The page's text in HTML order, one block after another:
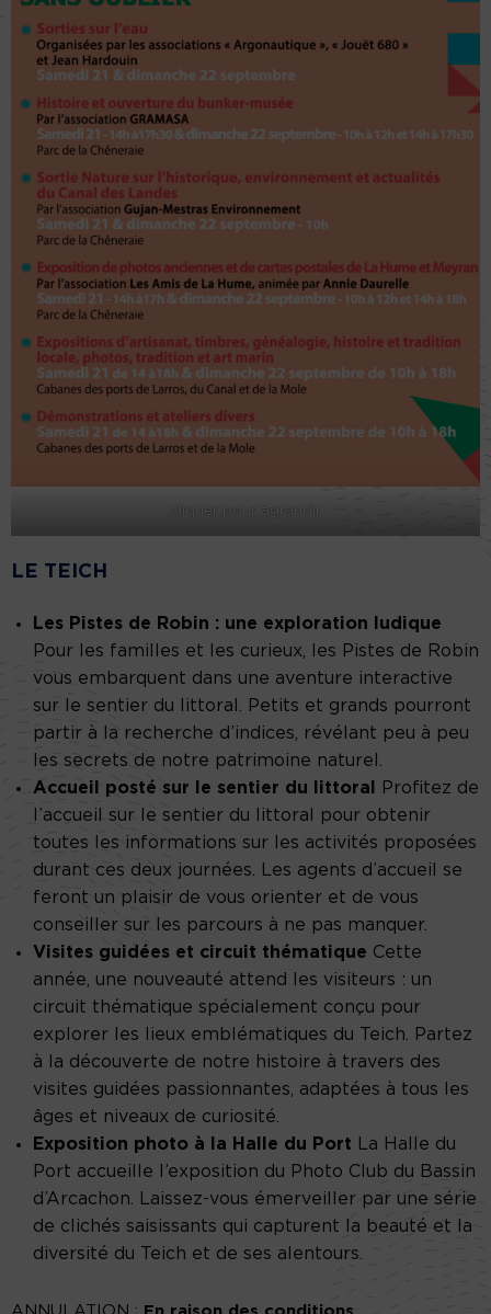
cliquer pour agrandir
LE TEICH
Les Pistes de Robin : une exploration ludique
Pour les familles et les curieux, les Pistes de Robin
vous embarquent dans une aventure interactive
sur le sentier du littoral. Petits et grands pourront
partir à la recherche d’indices, révélant peu à peu
les secrets de notre patrimoine naturel.
Accueil posté sur le sentier du littoral
Profitez de
l’accueil sur le sentier du littoral pour obtenir
toutes les informations sur les activités proposées
durant ces deux journées. Les agents d’accueil se
feront un plaisir de vous orienter et de vous
conseiller sur les parcours à ne pas manquer.
Visites guidées et circuit thématique Cette
année, une nouveauté attend les visiteurs : un
circuit thématique spécialement conçu pour
explorer les lieux emblématiques du Teich. Partez
à la découverte de notre histoire à travers des
visites guidées passionnantes, adaptées à tous les
âges et niveaux de curiosité.
Exposition photo à la Halle du Port La Halle du
Port accueille l’exposition du Photo Club du Bassin
d’Arcachon. Laissez-vous émerveiller par une série
de clichés saisissants qui capturent la beauté et la
diversité du Teich et de ses alentours.